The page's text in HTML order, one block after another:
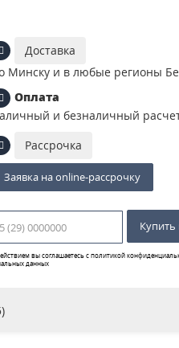
Доставка
Минску и в любые регионы
Оплата
и безналичный
Рассрочка
Заявка на online-рассрочку
Купить
вы соглашаетесь сполитикой
данных